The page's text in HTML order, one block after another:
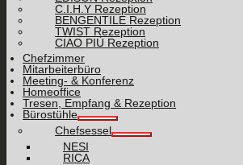
C.I.H.Y Rezeption
BENGENTILE Rezeption
TWIST Rezeption
CIAO PIÙ Rezeption
Chefzimmer
Mitarbeiterbüro
Meeting- & Konferenz
Homeoffice
Tresen, Empfang & Rezeption
Bürostühle
Chefsessel
NESI
RICA